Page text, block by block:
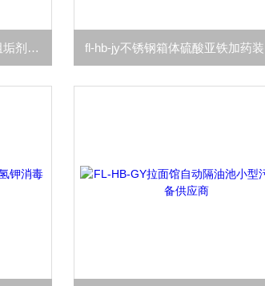
FL-HB-102标配版循环水缓释阻垢剂加药装置供应商